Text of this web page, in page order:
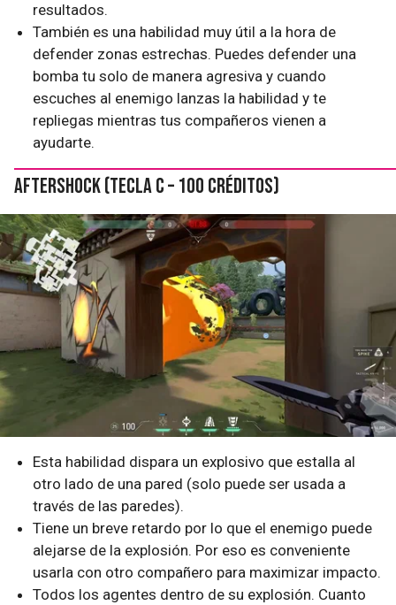
resultados.
También es una habilidad muy útil a la hora de
defender zonas estrechas. Puedes defender una
bomba tu solo de manera agresiva y cuando
escuches al enemigo lanzas la habilidad y te
repliegas mientras tus compañeros vienen a
ayudarte.
Aftershock (tecla C – 100 créditos)
Esta habilidad dispara un explosivo que estalla al
otro lado de una pared (solo puede ser usada a
través de las paredes).
Tiene un breve retardo por lo que el enemigo puede
alejarse de la explosión. Por eso es conveniente
usarla con otro compañero para maximizar impacto.
Todos los agentes dentro de su explosión. Cuanto